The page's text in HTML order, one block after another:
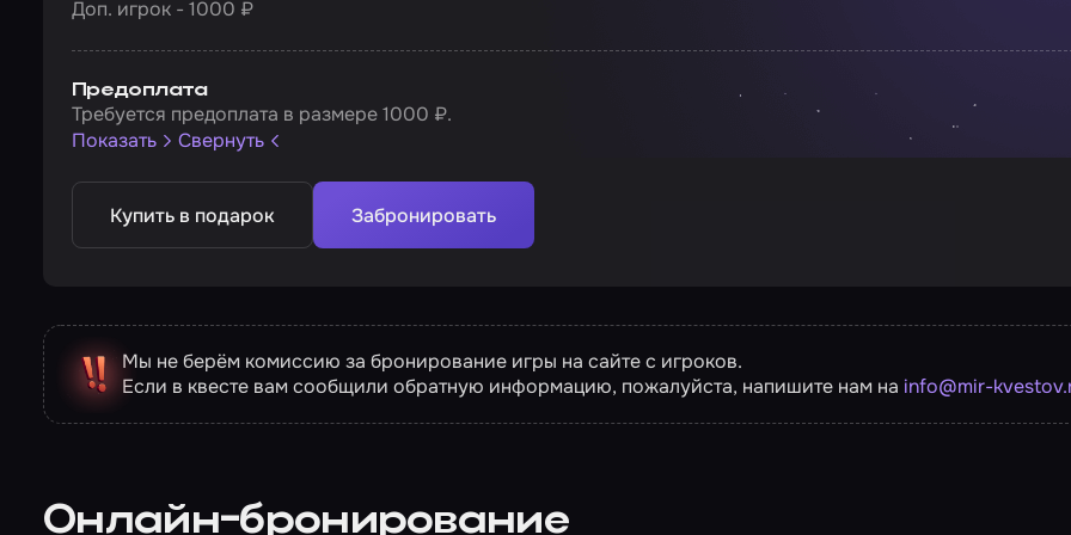
Доп. игрок - 1000 ₽
Предоплата
Требуется предоплата в размере 1000 ₽.
Показать
Свернуть
Купить в подарок Забронировать
Мы не берём комиссию за бронирование игры на сайте с игроков.
Если в квесте вам сообщили обратную информацию, пожалуйста, напишите нам на info@mir-
Онлайн-бронирование